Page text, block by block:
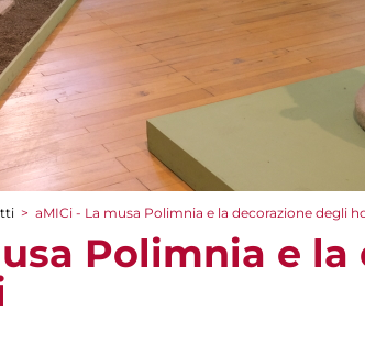
> aMICi - La musa Polimnia e la decorazione degli
Polimnia e